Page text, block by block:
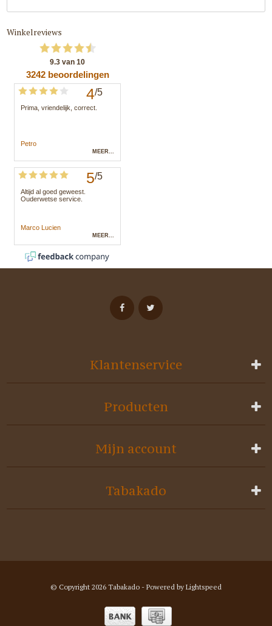
Winkelreviews
Klantenservice
Producten
Mijn account
Tabakado
© Copyright 2026 Tabakado - Powered by Lightspeed